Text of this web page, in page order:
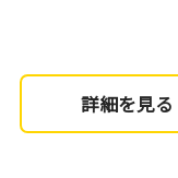
詳細を見る